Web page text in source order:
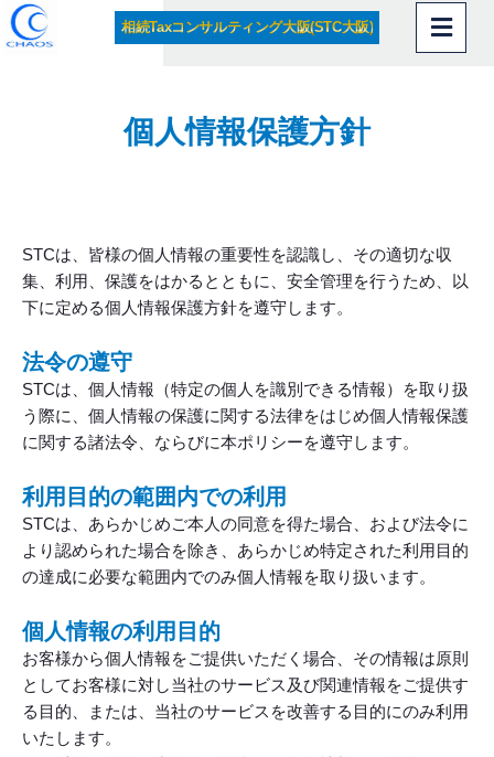
内
容
相続Taxコンサルティング大阪(STC大阪)
個人情報保護方針
STCは、皆様の個人情報の重要性を認識し、その適切な収
集、利用、保護をはかるとともに、安全管理を行うため、以
下に定める個人情報保護方針を遵守します。
法令の遵守
STCは、個人情報（特定の個人を識別できる情報）を取り扱
う際に、個人情報の保護に関する法律をはじめ個人情報保護
に関する諸法令、ならびに本ポリシーを遵守します。
利用目的の範囲内での利用
STCは、あらかじめご本人の同意を得た場合、および法令に
より認められた場合を除き、あらかじめ特定された利用目的
の達成に必要な範囲内でのみ個人情報を取り扱います。
個人情報の利用目的
お客様から個人情報をご提供いただく場合、その情報は原則
としてお客様に対し当社のサービス及び関連情報をご提供す
る目的、または、当社のサービスを改善する目的にのみ利用
いたします。